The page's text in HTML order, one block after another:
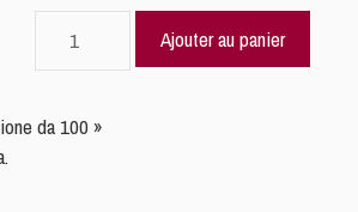
CAFFÈ
Miscela
Ajouter au panier
da 100 »